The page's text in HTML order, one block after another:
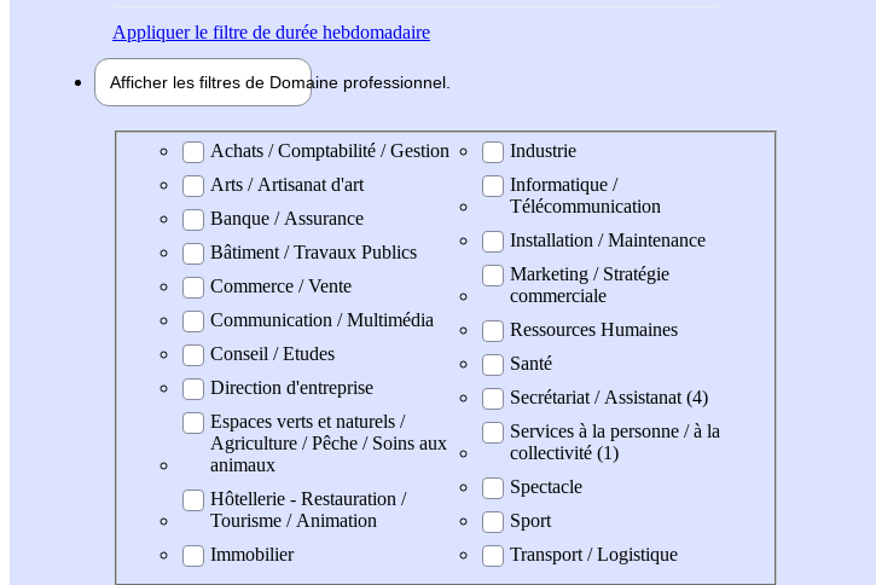
Appliquerle filtre de durée hebdomadaire
Afficher les filtres de Domaine professionnel
Domaine professionel
Achats / Comptabilité / Gestion
Arts / Artisanat d'art
Banque / Assurance
Bâtiment / Travaux Publics
Commerce / Vente
Communication / Multimédia
Conseil / Etudes
Direction d'entreprise
Espaces verts et naturels /
Agriculture / Pêche / Soins aux
animaux
Hôtellerie - Restauration /
Tourisme / Animation
Immobilier
Industrie
Informatique /
Télécommunication
Installation / Maintenance
Marketing / Stratégie
commerciale
Ressources Humaines
Santé
Secrétariat / Assistanat (4)
Services à la personne / à la
collectivité (1)
Spectacle
Sport
Transport / Logistique